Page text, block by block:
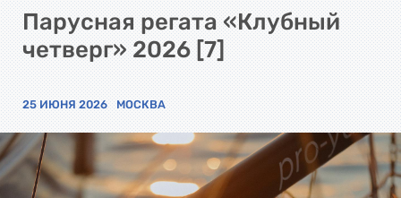
Парусная регата «Клубный
четверг» 2026 [7]
25 ИЮНЯ 2026 МОСКВА